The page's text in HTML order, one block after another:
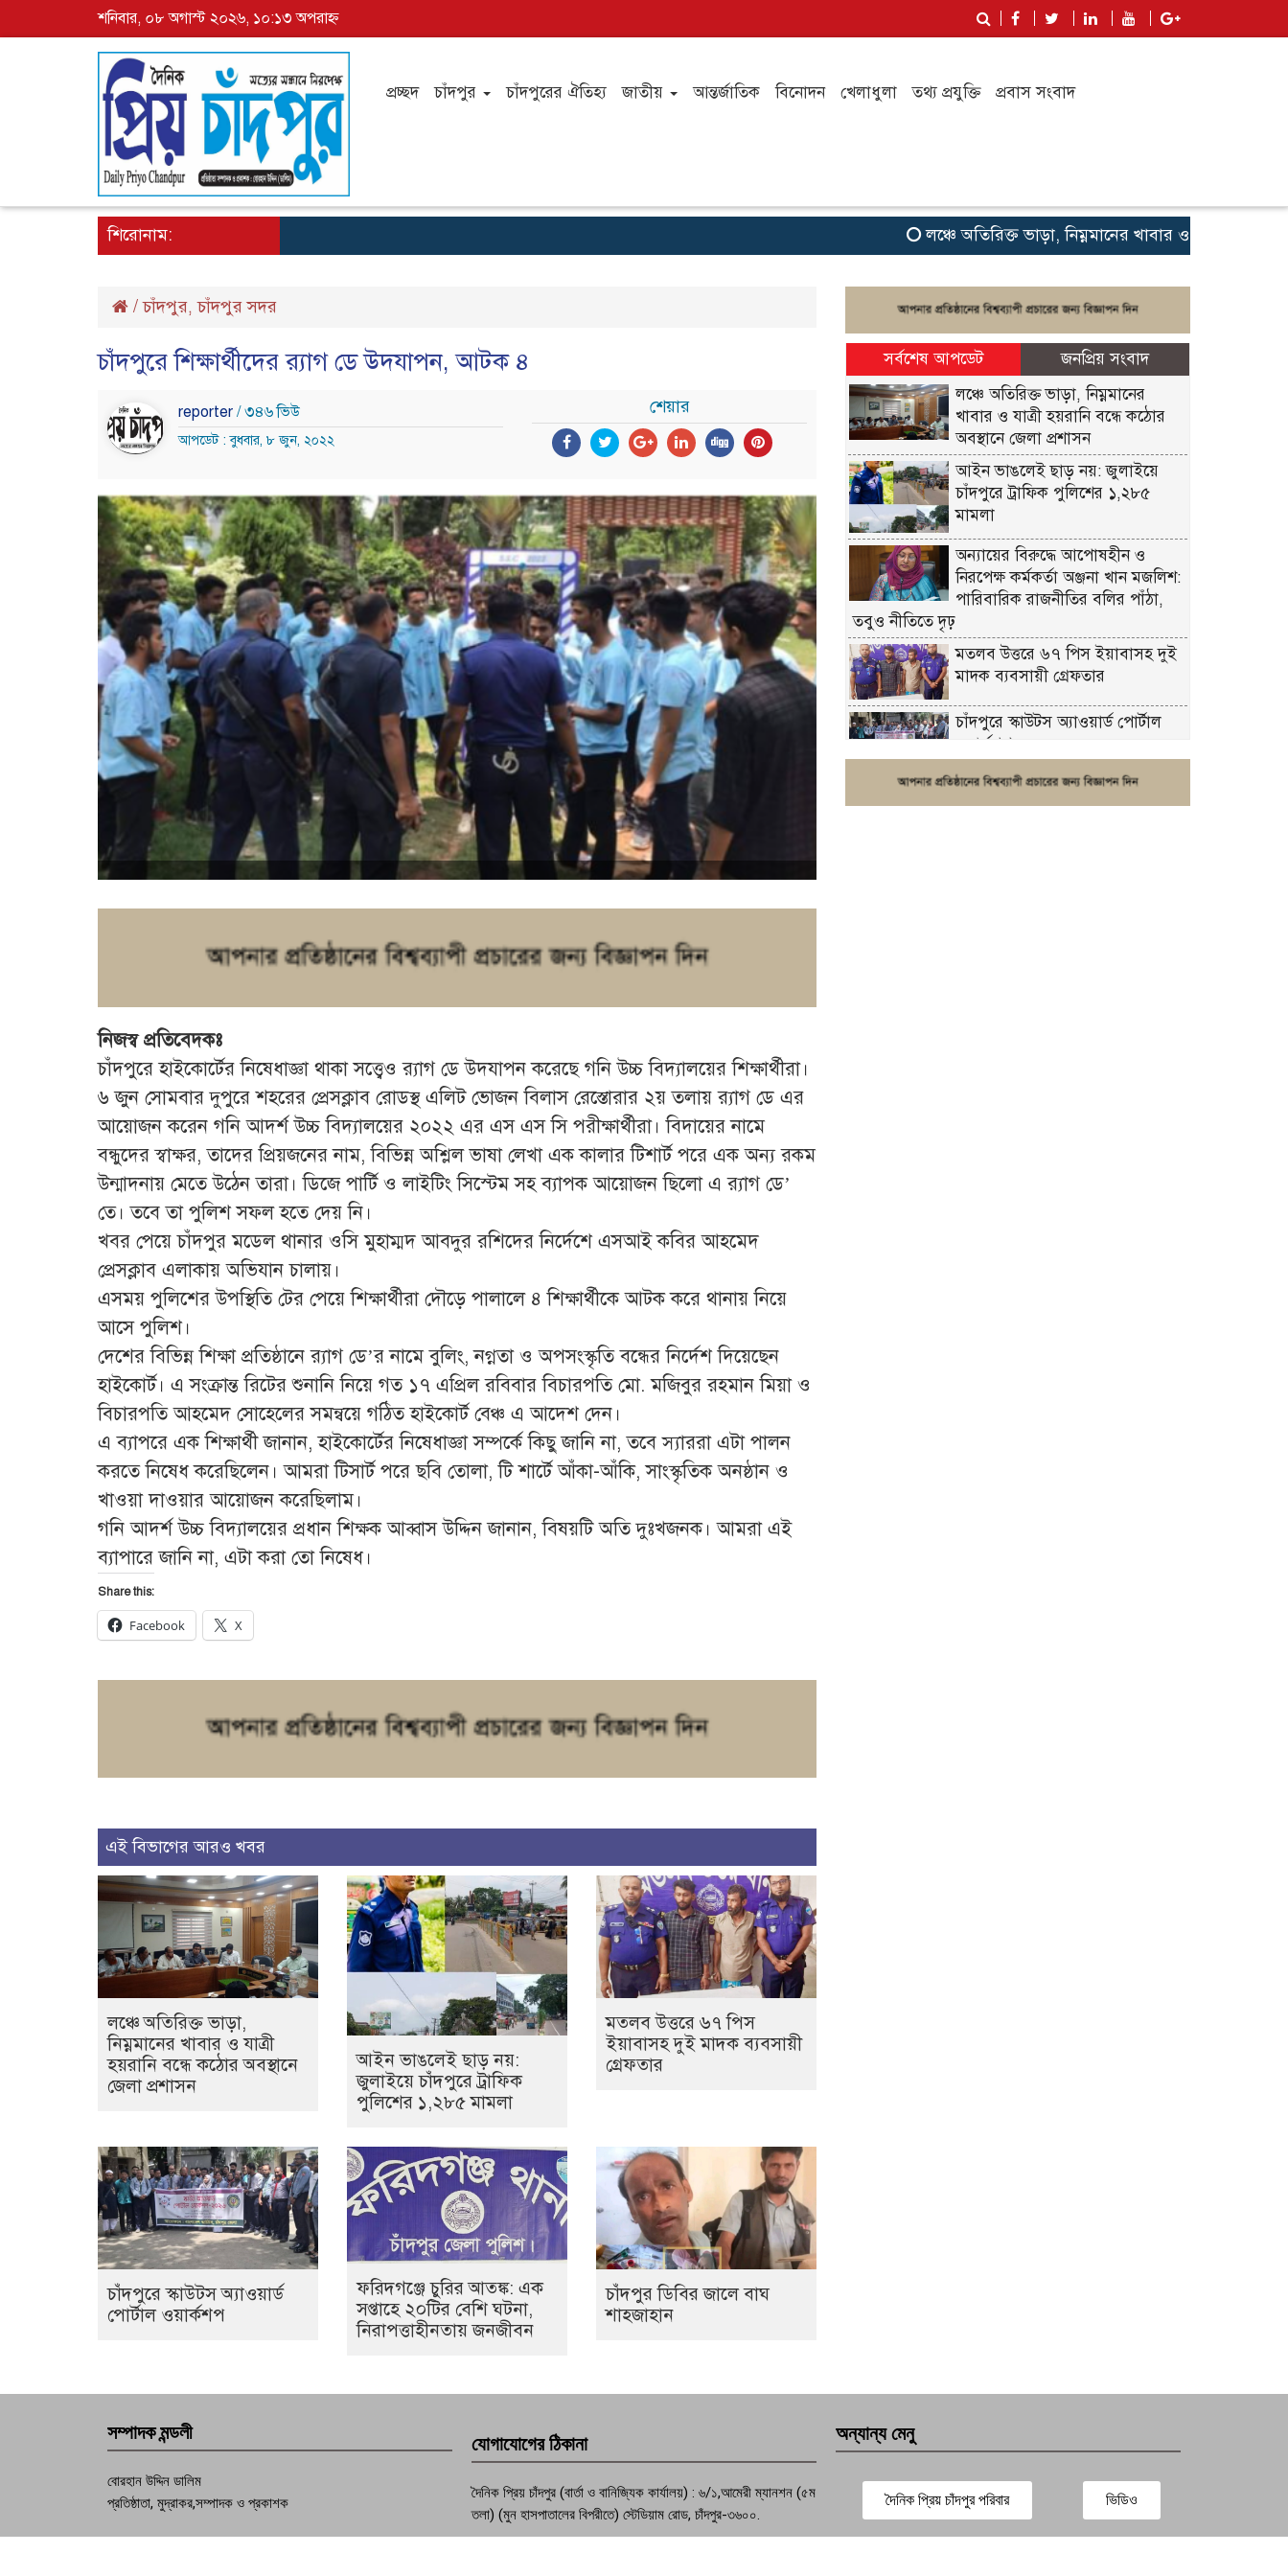
শনিবার, ০৮ অগাস্ট ২০২৬, ১০:১৩ অপরাহ্ন
প্রচ্ছদ চাঁদপুর চাঁদপুরের ঐতিহ্য জাতীয় আন্তর্জাতিক বিনোদন খেলাধুলা তথ্য প্রযুক্তি প্রবাস সংবাদ
শিরোনাম: লঞ্চে অতিরিক্ত ভাড়া, নিম্নমানের খাবার ও যাত্রী হয়রানি
/চাঁদপুর,চাঁদপুর সদর
চাঁদপুরে শিক্ষার্থীদের র‌্যাগ ডে উদযাপন, আটক ৪
reporter / ৩৪৬ ভিউ
আপডেট : বুধবার, ৮ জুন, ২০২২
শেয়ার
নিজস্ব প্রতিবেদকঃ
চাঁদপুরে হাইকোর্টের নিষেধাজ্ঞা থাকা সত্ত্বেও র‌্যাগ ডে উদযাপন করেছে গনি উচ্চ বিদ্যালয়ের শিক্ষার্থীরা।
৬ জুন সোমবার দুপুরে শহরের প্রেসক্লাব রোডস্থ এলিট ভোজন বিলাস রেস্তোরার ২য় তলায় র‌্যাগ ডে এর
আয়োজন করেন গনি আদর্শ উচ্চ বিদ্যালয়ের ২০২২ এর এস এস সি পরীক্ষার্থীরা। বিদায়ের নামে
বন্ধুদের স্বাক্ষর, তাদের প্রিয়জনের নাম, বিভিন্ন অশ্লিল ভাষা লেখা এক কালার টিশার্ট পরে এক অন্য রকম
উন্মাদনায় মেতে উঠেন তারা। ডিজে পার্টি ও লাইটিং সিস্টেম সহ ব্যাপক আয়োজন ছিলো এ র‌্যাগ ডে’
তে। তবে তা পুলিশ সফল হতে দেয় নি।
খবর পেয়ে চাঁদপুর মডেল থানার ওসি মুহাম্মদ আবদুর রশিদের নির্দেশে এসআই কবির আহমেদ
প্রেসক্লাব এলাকায় অভিযান চালায়।
এসময় পুলিশের উপস্থিতি টের পেয়ে শিক্ষার্থীরা দৌড়ে পালালে ৪ শিক্ষার্থীকে আটক করে থানায় নিয়ে
আসে পুলিশ।
দেশের বিভিন্ন শিক্ষা প্রতিষ্ঠানে র‌্যাগ ডে’র নামে বুলিং, নগ্নতা ও অপসংস্কৃতি বন্ধের নির্দেশ দিয়েছেন
হাইকোর্ট। এ সংক্রান্ত রিটের শুনানি নিয়ে গত ১৭ এপ্রিল রবিবার বিচারপতি মো. মজিবুর রহমান মিয়া ও
বিচারপতি আহমেদ সোহেলের সমন্বয়ে গঠিত হাইকোর্ট বেঞ্চ এ আদেশ দেন।
এ ব্যাপরে এক শিক্ষার্থী জানান, হাইকোর্টের নিষেধাজ্ঞা সম্পর্কে কিছু জানি না, তবে স্যাররা এটা পালন
করতে নিষেধ করেছিলেন। আমরা টিসার্ট পরে ছবি তোলা, টি শার্টে আঁকা-আঁকি, সাংস্কৃতিক অনষ্ঠান ও
খাওয়া দাওয়ার আয়োজন করেছিলাম।
গনি আদর্শ উচ্চ বিদ্যালয়ের প্রধান শিক্ষক আব্বাস উদ্দিন জানান, বিষয়টি অতি দুঃখজনক। আমরা এই
ব্যাপারে জানি না, এটা করা তো নিষেধ।
Share this:
Facebook X
এই বিভাগের আরও খবর
লঞ্চে অতিরিক্ত ভাড়া,
নিম্নমানের খাবার ও যাত্রী
হয়রানি বন্ধে কঠোর অবস্থানে
জেলা প্রশাসন
আইন ভাঙলেই ছাড় নয়:
জুলাইয়ে চাঁদপুরে ট্রাফিক
পুলিশের ১,২৮৫ মামলা
মতলব উত্তরে ৬৭ পিস
ইয়াবাসহ দুই মাদক ব্যবসায়ী
গ্রেফতার
চাঁদপুরে স্কাউটস অ্যাওয়ার্ড
পোর্টাল ওয়ার্কশপ
ফরিদগঞ্জে চুরির আতঙ্ক: এক
সপ্তাহে ২০টির বেশি ঘটনা,
নিরাপত্তাহীনতায় জনজীবন
চাঁদপুর ডিবির জালে বাঘ
শাহজাহান
সর্বশেষ আপডেট
জনপ্রিয় সংবাদ
লঞ্চে অতিরিক্ত ভাড়া, নিম্নমানের
খাবার ও যাত্রী হয়রানি বন্ধে কঠোর
অবস্থানে জেলা প্রশাসন
আইন ভাঙলেই ছাড় নয়: জুলাইয়ে
চাঁদপুরে ট্রাফিক পুলিশের ১,২৮৫
মামলা
অন্যায়ের বিরুদ্ধে আপোষহীন ও
নিরপেক্ষ কর্মকর্তা অঞ্জনা খান মজলিশ:
পারিবারিক রাজনীতির বলির পাঁঠা,
তবুও নীতিতে দৃঢ়
মতলব উত্তরে ৬৭ পিস ইয়াবাসহ দুই
মাদক ব্যবসায়ী গ্রেফতার
চাঁদপুরে স্কাউটস অ্যাওয়ার্ড পোর্টাল
ওয়ার্কশপ
ফরিদগঞ্জে চুরির আতঙ্ক: এক সপ্তাহে
২০টির বেশি ঘটনা, নিরাপত্তাহীনতায়
সম্পাদক মন্ডলী
বোরহান উদ্দিন ডালিম
প্রতিষ্ঠাতা, মুদ্রাকর,সম্পাদক ও প্রকাশক
যোগাযোগের ঠিকানা
দৈনিক প্রিয় চাঁদপুর (বার্তা ও বানিজ্যিক কার্যালয়) : ৬/১,আমেরী ম্যানশন (৫ম
তলা) (মুন হাসপাতালের বিপরীতে) স্টেডিয়াম রোড, চাঁদপুর-৩৬০০.
অন্যান্য মেনু
দৈনিক প্রিয় চাঁদপুর পরিবার ভিডিও